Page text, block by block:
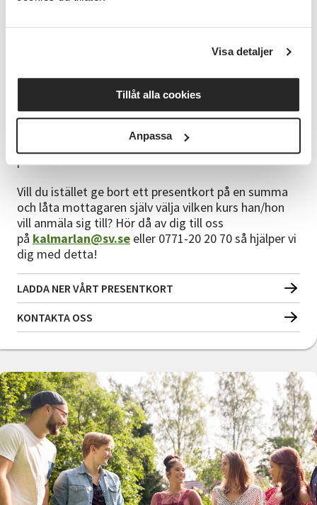
Visa detaljer
Tillåt alla cookies
Anpassa
kurserhär. När du hittat kursen du vill ge bort i
present anmäler du personen som ska få
presentkortet. Du väljer sedan att kryssa i rutan med
"annan betalare än ovanstående" och anger dina
egna uppgifter. Därefter är det bara att ladda ner vårt
presentkort och skriva ut det!
Vill du istället ge bort ett presentkort på en summa
och låta mottagaren själv välja vilken kurs han/hon
vill anmäla sig till? Hör då av dig till oss
på kalmarlan@sv.se eller 0771-20 20 70 så hjälper vi
dig med detta!
LADDA NER VÅRT PRESENTKORT
KONTAKTA OSS